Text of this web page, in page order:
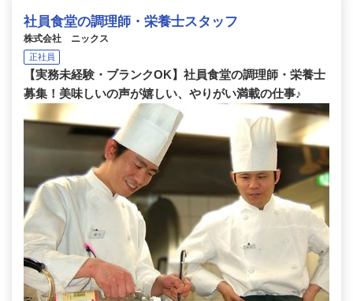
社員食堂の調理師・栄養士スタッフ
株式会社 ニックス
正社員
【実務未経験・ブランクOK】社員食堂の調理師・栄養士
募集！美味しいの声が嬉しい、やりがい満載の仕事♪